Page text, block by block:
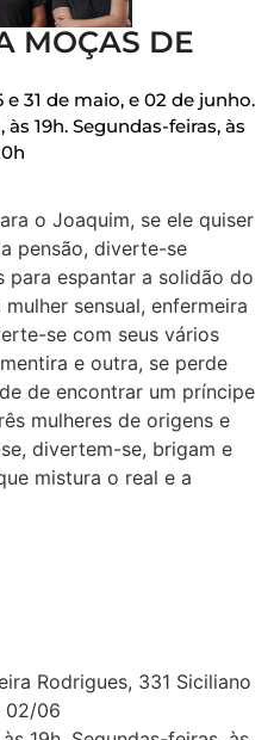
MOÇAS DE
e 31 de maio, e 02 de junho.
19h. Segundas-feiras, às
o Joaquim, se ele quiser
pensão, diverte-se
para espantar a solidão do
sensual, enfermeira
se com seus vários
e outra, se perde
de encontrar um príncipe
mulheres de origens e
divertem-se, brigam e
mistura o real e a
Rodrigues, 331 Siciliano
02/06